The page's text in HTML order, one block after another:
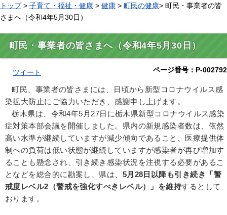
トップ> 子育て・福祉・健康 > 健康 > 町民の健康> 町民・事業者の皆
さまへ（令和4年5月30日）
町民・事業者の皆さまへ（令和4年5月30日）
ページ番号：P-002792
ツイート
町民、事業者の皆さまには、日頃から新型コロナウイルス感
染拡大防止にご協力いただき、感謝申し上げます。
栃木県は、令和4年5月27日に栃木県新型コロナウイルス感染
症対策本部会議を開催しました。県内の新規感染者数は、依然
高い水準が継続していますが減少傾向であること、医療提供体
制への負荷は低い状態が継続していますが感染者が再び増加す
ることも懸念され、引き続き感染状況を注視する必要があるこ
となどを総合的に勘案し、県は、 5月28日以降も引き続き 「 警
戒度レベル2（警戒を強化すべきレベル）」を維持するとして
おります。